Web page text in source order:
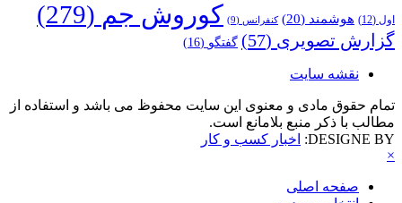
اول (12) هوشمند (20) کنفرانس (9) کوروش جم (279)
گزارش تصویری (57) گفتگو (16)
نقشه سایت
تمام حقوق مادی و معنوی این سایت محفوظ می باشد و استفاده از
مطالب با ذکر منبع بلامانع است.
DESIGNE BY:
اخبار کسب و کار
×
صفحه اصلی